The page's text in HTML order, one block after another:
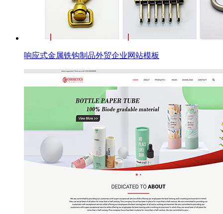
响应式金属铁钩制品外贸企业网站模板